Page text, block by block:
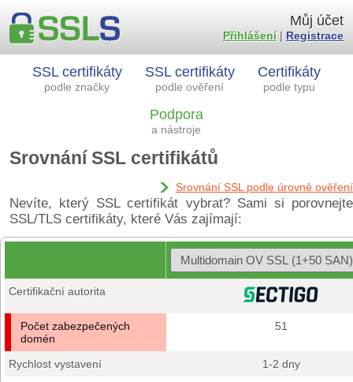
SSL certifikáty
podle značky
SSL certifikáty
podle ověření
Certifikáty
podle typu
Podpora
a nástroje
Můj účet
Přihlášení| Registrace
Srovnání SSL certifikátů
Srovnání SSL podle úrovně ověření
Nevíte, který SSL certifikát vybrat? Sami si porovnejte
SSL/TLS certifikáty, které Vás zajímají:
Certifikační autorita
Počet zabezpečených
domén
51
Rychlost vystavení
1-2 dny